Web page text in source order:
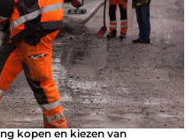
kopen en kiezen van